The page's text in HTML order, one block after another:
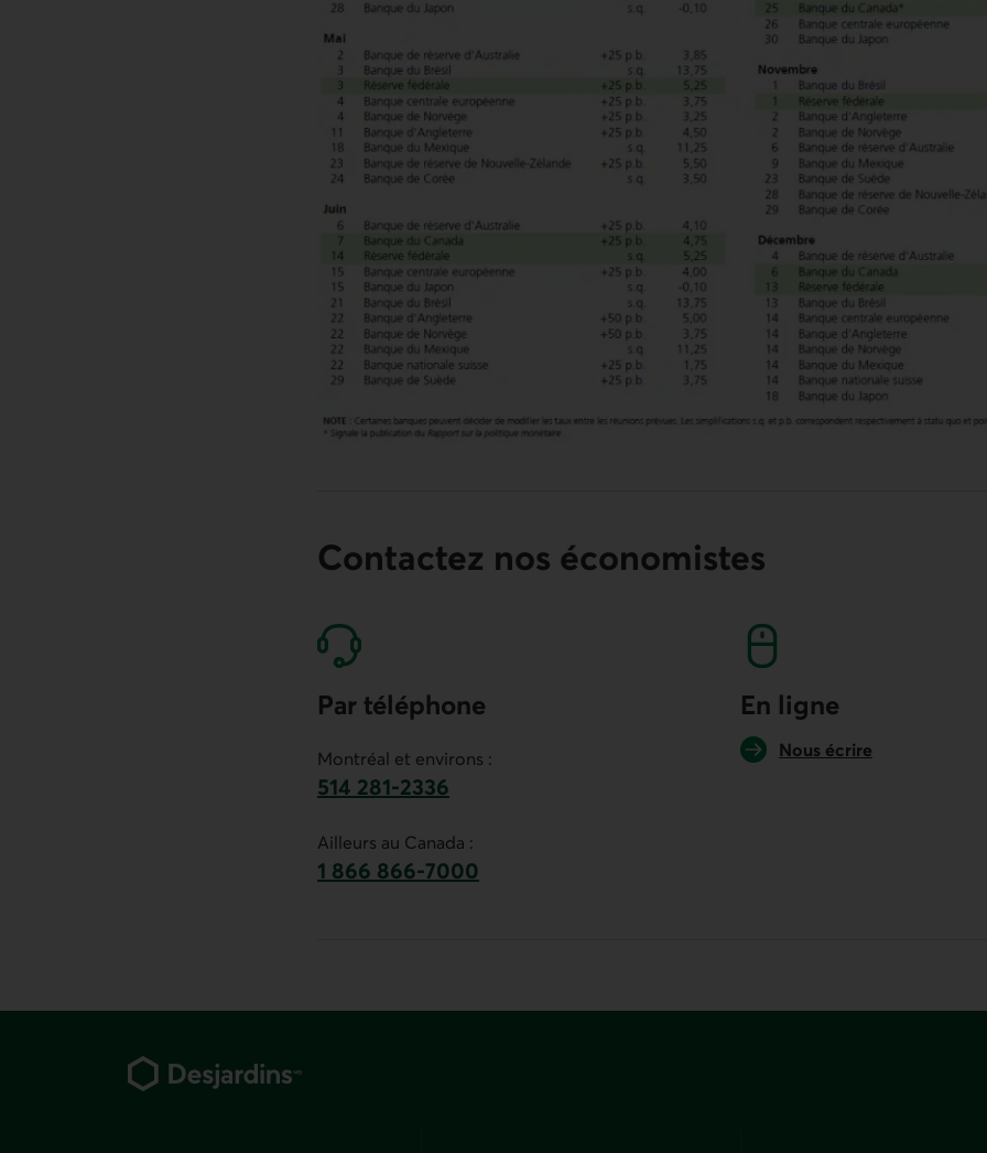
Contactez nos économistes
Par téléphone
Montréal et environs :
514 281-2336
Ailleurs au Canada :
1 866 866-7000
En ligne
Nous écrire